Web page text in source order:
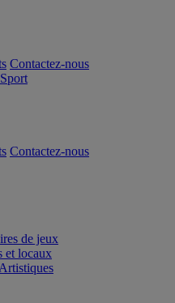
Contactez-nous
Contactez-nous
de jeux
et locaux